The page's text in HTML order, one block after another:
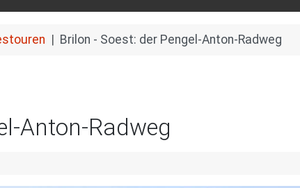
Brilon - Soest: der Pengel-Anton-Radweg
Anton-Radweg